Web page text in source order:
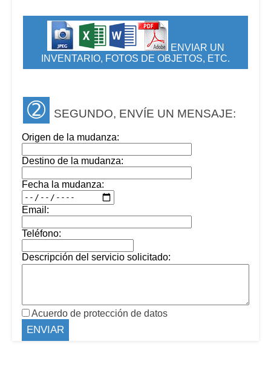
ENVIAR UN
INVENTARIO, FOTOS DE OBJETOS, ETC.
➁ SEGUNDO, ENVÍE UN MENSAJE:
Origen de la mudanza:
Destino de la mudanza:
Fecha la mudanza:
Email:
Teléfono:
Descripción del servicio solicitado:
Acuerdo de protección de datos